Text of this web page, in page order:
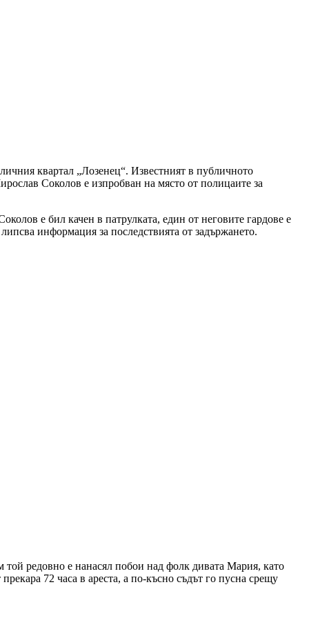
квартал „Лозенец“. Известният в публичното
Соколов е изпробван на място от полицаите за
е бил качен в патрулката, един от неговите гардове е
информация за последствията от задържането.
той редовно е нанасял побои над фолк дивата Мария, като
72 часа в ареста, а по-късно съдът го пусна срещу